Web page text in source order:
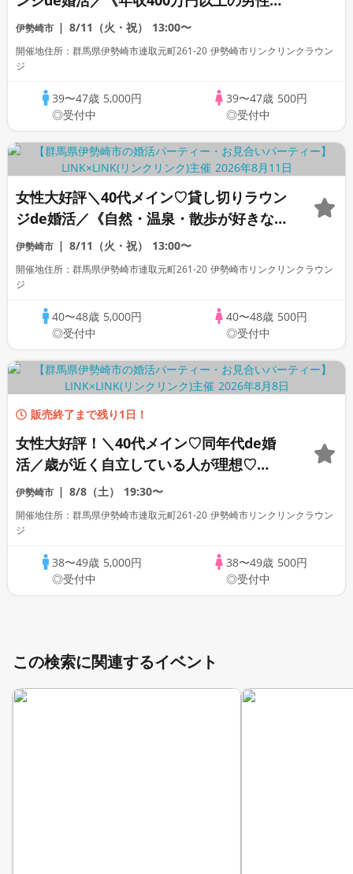
ど》 実年齢よりも若く見られる方
伊勢崎市 8/11（火・祝） 13:00〜
開催地住所：群馬県伊勢崎市連取元町261-20 伊勢崎市リンクリンクラウン
ジ
39〜47歳 5,000円
◎受付中
39〜47歳 500円
◎受付中
女性大好評＼40代メイン♡貸し切りラウン
ジde婚活／《自然・温泉・散歩が好きな男
女♡》 清潔感があって＆実年齢よりも若
く見られる方
伊勢崎市 8/11（火・祝） 13:00〜
開催地住所：群馬県伊勢崎市連取元町261-20 伊勢崎市リンクリンクラウン
ジ
40〜48歳 5,000円
◎受付中
40〜48歳 500円
◎受付中
販売終了まで残り1日！
女性大好評！＼40代メイン♡同年代de婚
活／歳が近く自立している人が理想♡
【安定年収＆一人暮らしの男性】
伊勢崎市 8/8（土） 19:30〜
開催地住所：群馬県伊勢崎市連取元町261-20 伊勢崎市リンクリンクラウン
ジ
38〜49歳 5,000円
◎受付中
38〜49歳 500円
◎受付中
この検索に関連するイベント